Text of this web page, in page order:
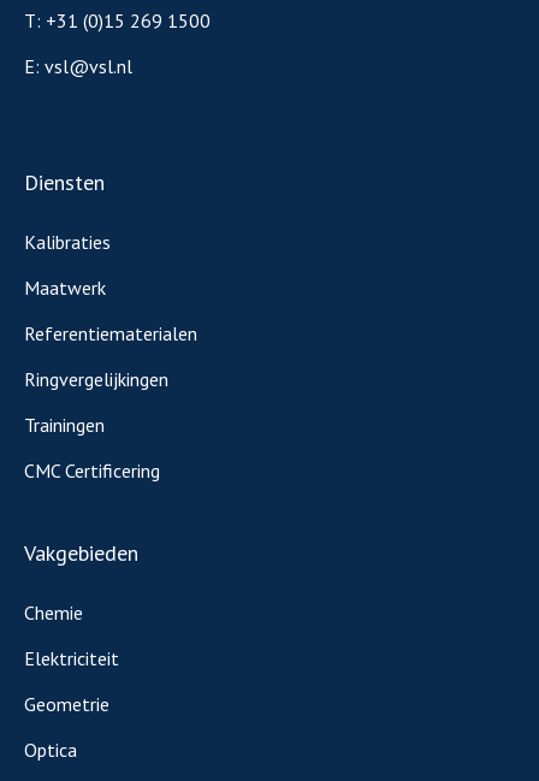
T: +31 (0)15 269 1500
E: vsl@vsl.nl
Diensten
Kalibraties
Maatwerk
Referentiematerialen
Ringvergelijkingen
Trainingen
CMC Certificering
Vakgebieden
Chemie
Elektriciteit
Geometrie
Optica